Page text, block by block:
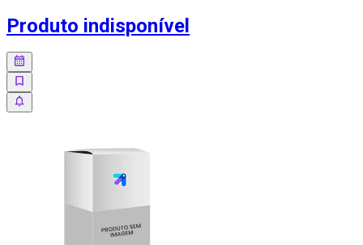
Produto indisponível